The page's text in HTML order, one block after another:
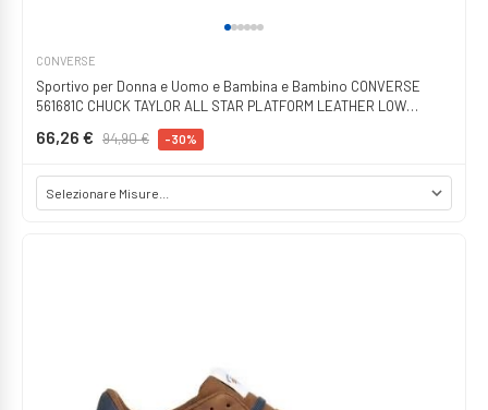
CONVERSE
Sportivo per Donna e Uomo e Bambina e Bambino CONVERSE
561681C CHUCK TAYLOR ALL STAR PLATFORM LEATHER LOW
BLACK-BLACK-WHITE
66,26 € 94,90 € -30%